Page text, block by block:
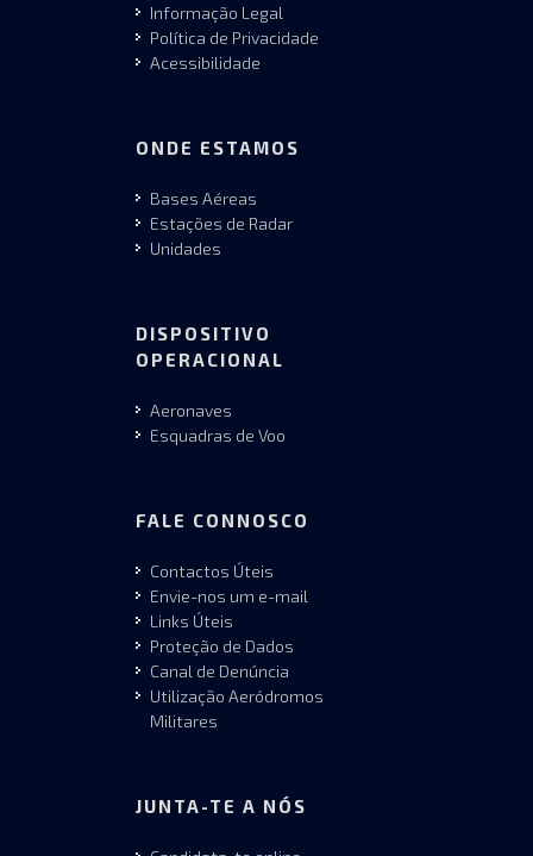
Informação Legal
Política de Privacidade
Acessibilidade
ONDE ESTAMOS
Bases Aéreas
Estações de Radar
Unidades
DISPOSITIVO
OPERACIONAL
Aeronaves
Esquadras de Voo
FALE CONNOSCO
Contactos Úteis
Envie-nos um e-mail
Links Úteis
Proteção de Dados
Canal de Denúncia
Utilização Aeródromos
Militares
JUNTA-TE A NÓS